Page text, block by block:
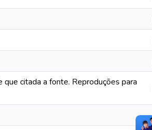
citada a fonte. Reproduções para